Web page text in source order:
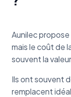
Aunilec
mais le coût de
souvent la
Ils ont souvent
remplacent